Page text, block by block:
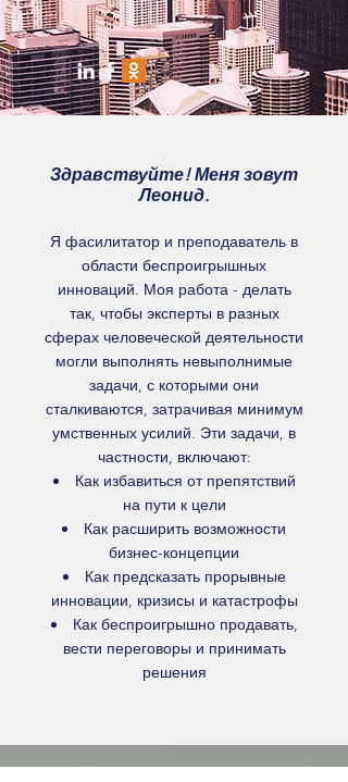
Здравствуйте! Меня зовут
Леонид.
Я фасилитатор и преподаватель в
области беспроигрышных
инноваций. Моя работа - делать
так, чтобы эксперты в разных
сферах человеческой деятельности
могли выполнять невыполнимые
задачи, с которыми они
сталкиваются, затрачивая минимум
умственных усилий. Эти задачи, в
частности, включают:
Как избавиться от препятствий
на пути к цели
Как расширить возможности
бизнес-концепции
Как предсказать прорывные
инновации, кризисы и катастрофы
Как беспроигрышно продавать,
вести переговоры и принимать
решения